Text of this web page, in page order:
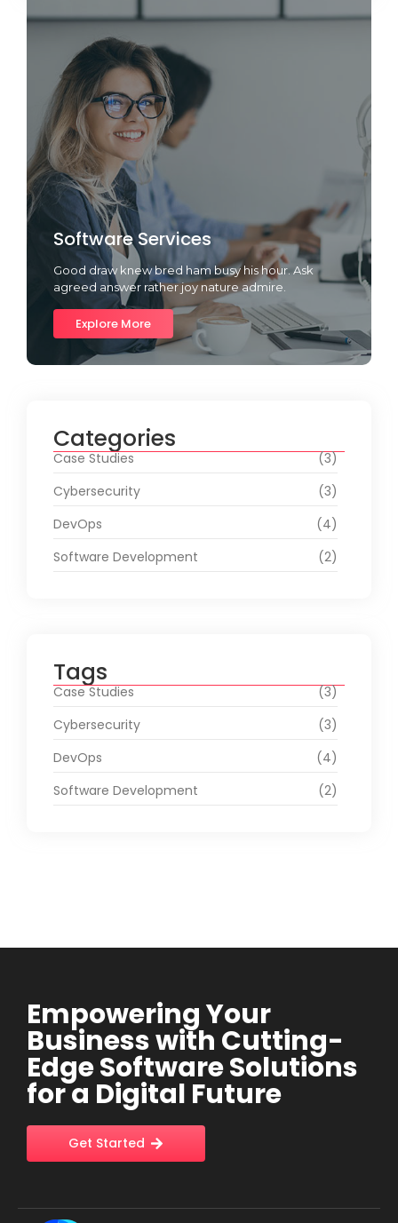
Software Services
Good draw knew bred ham busy his hour. Ask
agreed answer rather joy nature admire.
Explore More
Categories
Case Studies
(3)
Cybersecurity
(3)
DevOps
(4)
Software Development
(2)
Tags
Case Studies
(3)
Cybersecurity
(3)
DevOps
(4)
Software Development
(2)
Empowering Your
Business with Cutting-
Edge Software Solutions
for a Digital Future
Get Started